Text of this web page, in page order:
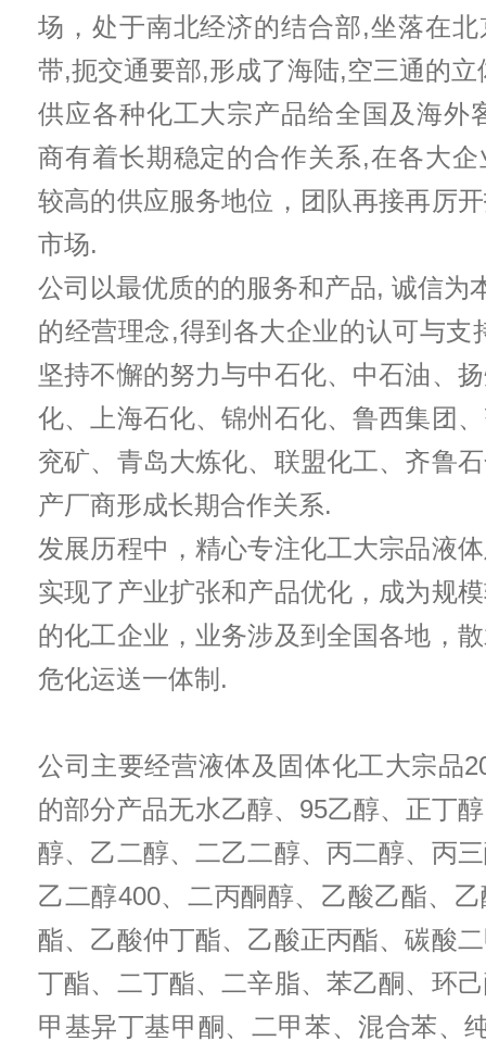
场，处于南北经济的结合部,坐落在
带,扼交通要部,形成了海陆,空三通的
供应各种化工大宗产品给全国及海外
商有着长期稳定的合作关系,在各大
较高的供应服务地位，团队再接再厉
市场.
公司以最优质的的服务和产品, 诚信为
的经营理念,得到各大企业的认可与支
坚持不懈的努力与中石化、中石油、
化、上海石化、锦州石化、鲁西集团
兖矿、青岛大炼化、联盟化工、齐鲁
产厂商形成长期合作关系.
发展历程中，精心专注化工大宗品液
实现了产业扩张和产品优化，成为规
的化工企业，业务涉及到全国各地，
危化运送一体制.
公司主要经营液体及固体化工大宗品
的部分产品无水乙醇、95乙醇、正丁
醇、乙二醇、二乙二醇、丙二醇、丙
乙二醇400、二丙酮醇、乙酸乙酯、
酯、乙酸仲丁酯、乙酸正丙酯、碳酸
丁酯、二丁酯、二辛脂、苯乙酮、环
甲基异丁基甲酮、二甲苯、混合苯、